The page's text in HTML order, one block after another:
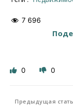
7 696
0 0
Предыдущая